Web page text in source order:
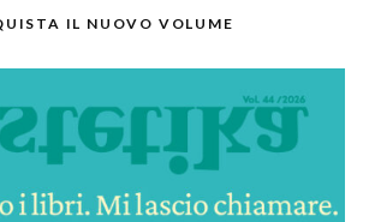
IL NUOVO VOLUME